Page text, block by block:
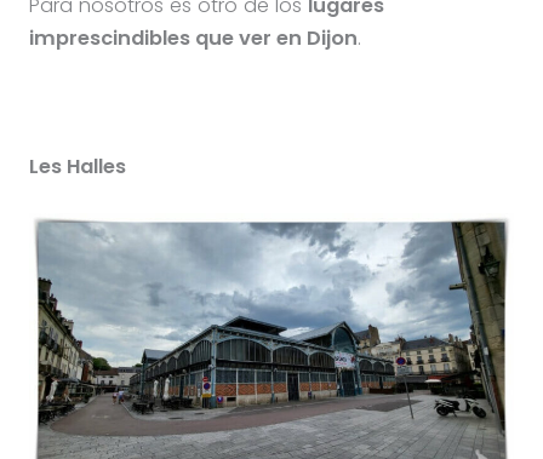
imprescindibles que ver en Dijon.
Les Halles